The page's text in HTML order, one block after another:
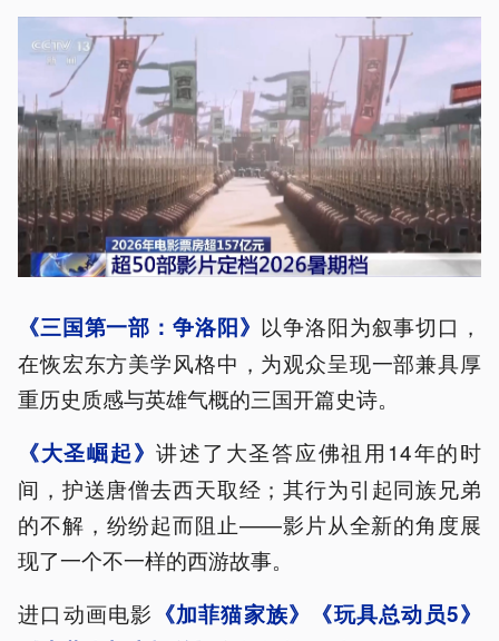
《三国第一部：争洛阳》 以争洛阳为叙事切口，
在恢宏东方美学风格中，为观众呈现一部兼具厚
重历史质感与英雄气概的三国开篇史诗。
《大圣崛起》讲述了大圣答应佛祖用14年的时
间，护送唐僧去西天取经；其行为引起同族兄弟
的不解，纷纷起而阻止——影片从全新的角度展
现了一个不一样的西游故事。
进口动画电影 《加菲猫家族》《玩具总动员5》